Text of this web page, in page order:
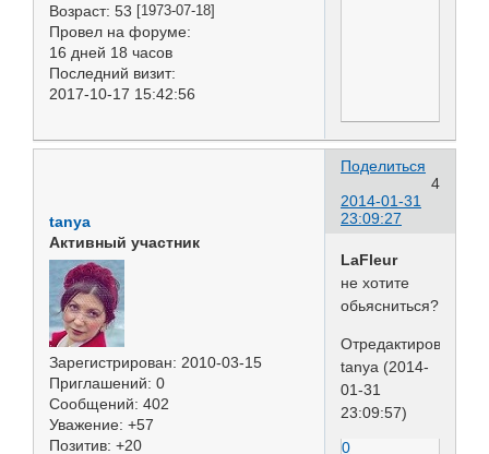
Возраст: 53 [1973-07-18]
Провел на форуме:
16 дней 18 часов
Последний визит:
2017-10-17 15:42:56
Поделиться
4
2014-01-31
23:09:27
tanya
Активный участник
Зарегистрирован: 2010-03-15
Приглашений: 0
Сообщений: 402
Уважение: +57
Позитив: +20
LaFleur
не хотите
обьясниться?
Отредактировано
tanya (2014-
01-31
23:09:57)
0